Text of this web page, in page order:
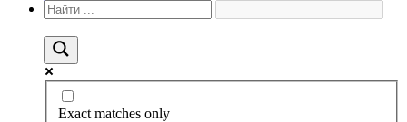
Exact matches only